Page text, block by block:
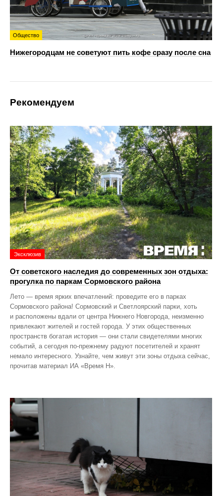
Общество
Нижегородцам не советуют пить кофе сразу после сна
Рекомендуем
Эксклюзив
От советского наследия до современных зон отдыха:
прогулка по паркам Сормовского района
Лето — время ярких впечатлений: проведите его в парках
Сормовского района! Сормовский и Светлоярский парки, хоть
и расположены вдали от центра Нижнего Новгорода, неизменно
привлекают жителей и гостей города. У этих общественных
пространств богатая история — они стали свидетелями многих
событий, а сегодня по‑прежнему радуют посетителей и хранят
немало интересного. Узнайте, чем живут эти зоны отдыха сейчас,
прочитав материал ИА «Время Н».